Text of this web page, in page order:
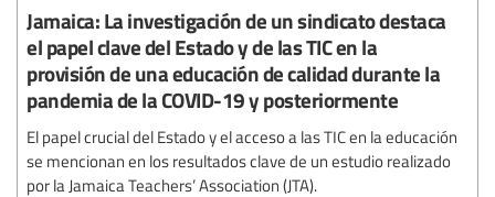
Jamaica: La investigación de un sindicato destaca
el papel clave del Estado y de las TIC en la
provisión de una educación de calidad durante la
pandemia de la COVID-19 y posteriormente
El papel crucial del Estado y el acceso a las TIC en la educación
se mencionan en los resultados clave de un estudio realizado
por la Jamaica Teachers’ Association (JTA).